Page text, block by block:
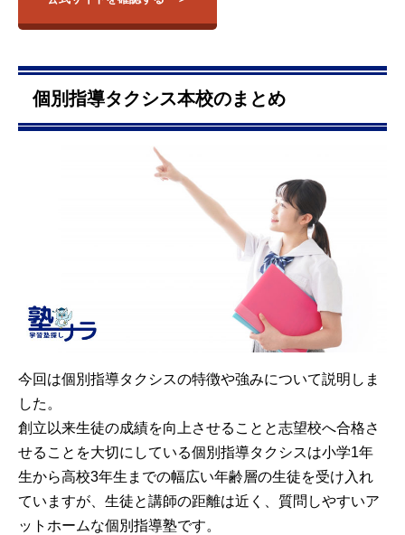
個別指導タクシス本校のまとめ
今回は個別指導タクシスの特徴や強みについて説明しま
した。
創立以来生徒の成績を向上させることと志望校へ合格さ
せることを大切にしている個別指導タクシスは小学1年
生から高校3年生までの幅広い年齢層の生徒を受け入れ
ていますが、生徒と講師の距離は近く、質問しやすいア
ットホームな個別指導塾です。